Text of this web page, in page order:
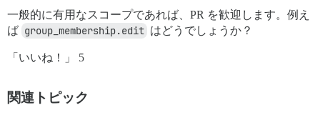
一般的に有用なスコープであれば、PR を歓迎します。例え
ば group_membership.edit はどうでしょうか？
「いいね！」 5
関連トピック